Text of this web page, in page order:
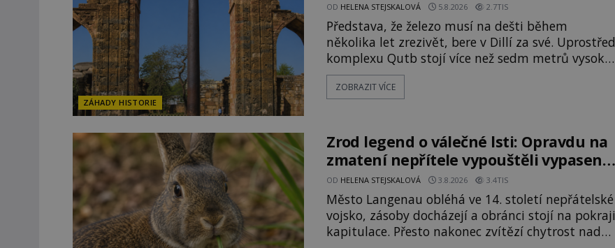
ZÁHADY HISTORIE
OD HELENA STEJSKALOVÁ 5.8.2026 2.7TIS
Představa, že železo musí na dešti během
několika let zrezivět, bere v Dillí za své. Uprostřed
komplexu Qutb stojí více než sedm metrů vysoký
železný sloup, který už přibližně 1 600 let odolává
počasí s jen nepatrnými stopami koroze. Jeho
materiálech. Moderní metalurgie však ukazuje, že
skutečné vysvětlení je ješt
ZOBRAZIT VÍCE
Zrod legend o válečné lsti: Opravdu na
zmatení nepřítele vypouštěli vypasené
králíky?
OD HELENA STEJSKALOVÁ 3.8.2026 3.4TIS
Město Langenau obléhá ve 14. století nepřátelské
vojsko, zásoby docházejí a obránci stojí na pokraji
kapitulace. Přesto nakonec zvítězí chytrost nad